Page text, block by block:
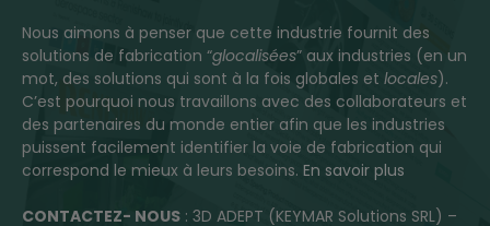
Nous aimons à penser que cette industrie fournit des
solutions de fabrication “glocalisées” aux industries (en un
mot, des solutions qui sont à la fois globales et locales).
C’est pourquoi nous travaillons avec des collaborateurs et
des partenaires du monde entier afin que les industries
puissent facilement identifier la voie de fabrication qui
correspond le mieux à leurs besoins. En savoir plus
CONTACTEZ- NOUS : 3D ADEPT (KEYMAR Solutions SRL) –